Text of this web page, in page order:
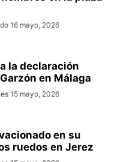
16 mayo, 2026
la declaración
en Málaga
15 mayo, 2026
en su
ruedos en Jerez